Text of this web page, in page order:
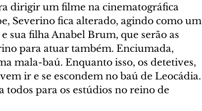
dirigir um filme na cinematográfica
Severino fica alterado, agindo como um
sua filha Anabel Brum, que serão as
para atuar também. Enciumada,
mala-baú. Enquanto isso, os detetives,
ir e se escondem no baú de Leocádia.
todos para os estúdios no reino de